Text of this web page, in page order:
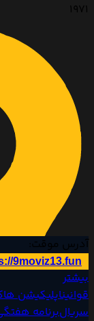
1971
آدرس موقت:
9moviz13.fun
بیشتر
قوانیناپلیکیشن ها
سریال‌برنامه